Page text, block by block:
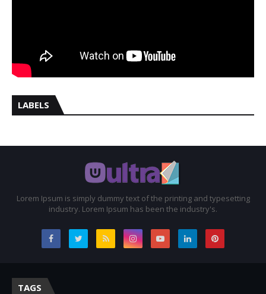
LABELS
Lorem Ipsum is simply dummy text of the printing and typesetting
industry. Lorem Ipsum has been the industry's.
TAGS